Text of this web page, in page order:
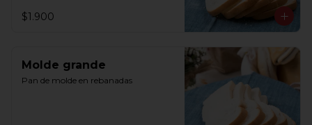
$1.900
Molde grande
Pan de molde en rebanadas